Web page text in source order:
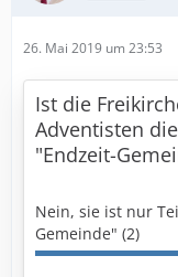
26. Mai 2019 um 23:53
Ist die
Adventisten
"Endzeit-
Nein, sie ist nur
Gemeinde" (2)